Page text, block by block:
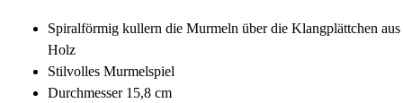
Spiralförmig kullern die Murmeln über die Klangplättchen aus
Holz
Stilvolles Murmelspiel
Durchmesser 15,8 cm